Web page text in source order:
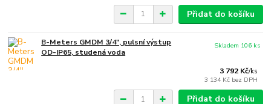
Přidat do košíku
B-Meters GMDM 3/4", pulsní výstup
OD-IP65, studená voda
3 792 Kč/ks
3 134 Kč bez DPH
Skladem 106 ks
Přidat do košíku